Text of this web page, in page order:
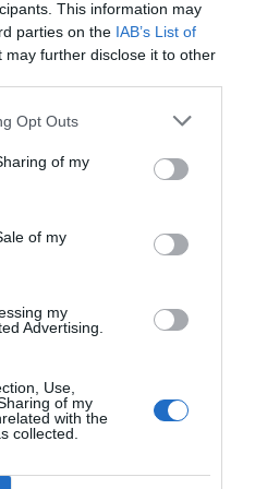
This information may
parties on the IAB’s List of
may further disclose it to other
Opt Outs
of my
of my
my
Advertising.
Use,
of my
with the
collected.
com a font preferida de